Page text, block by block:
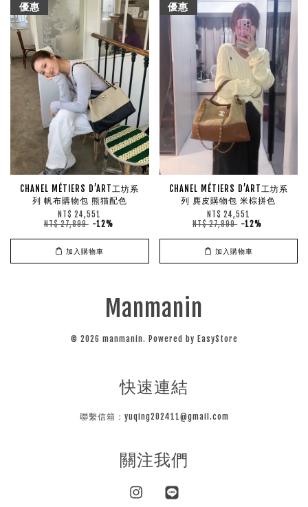
優惠
CHANEL MÉTIERS D’ART工坊系
列 帆布購物包 熊猫配色
NT$ 24,551
NT$ 27,899 -12%
加入購物車
優惠
CHANEL MÉTIERS D’ART工坊系
列 麂皮購物包 米棕拼色
NT$ 24,551
NT$ 27,899 -12%
加入購物車
Manmanin
© 2026 manmanin. Powered by EasyStore
快速連結
聯繫信箱：yuqing202411@gmail.com
關注我們
Instagram